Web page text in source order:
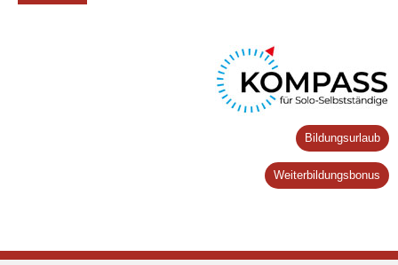
Bildungsurlaub
Weiterbildungsbonus